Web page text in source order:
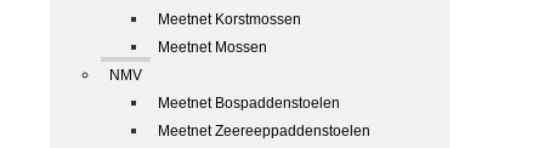
Meetnet Korstmossen
Meetnet Mossen
NMV
Meetnet Bospaddenstoelen
Meetnet Zeereeppaddenstoelen